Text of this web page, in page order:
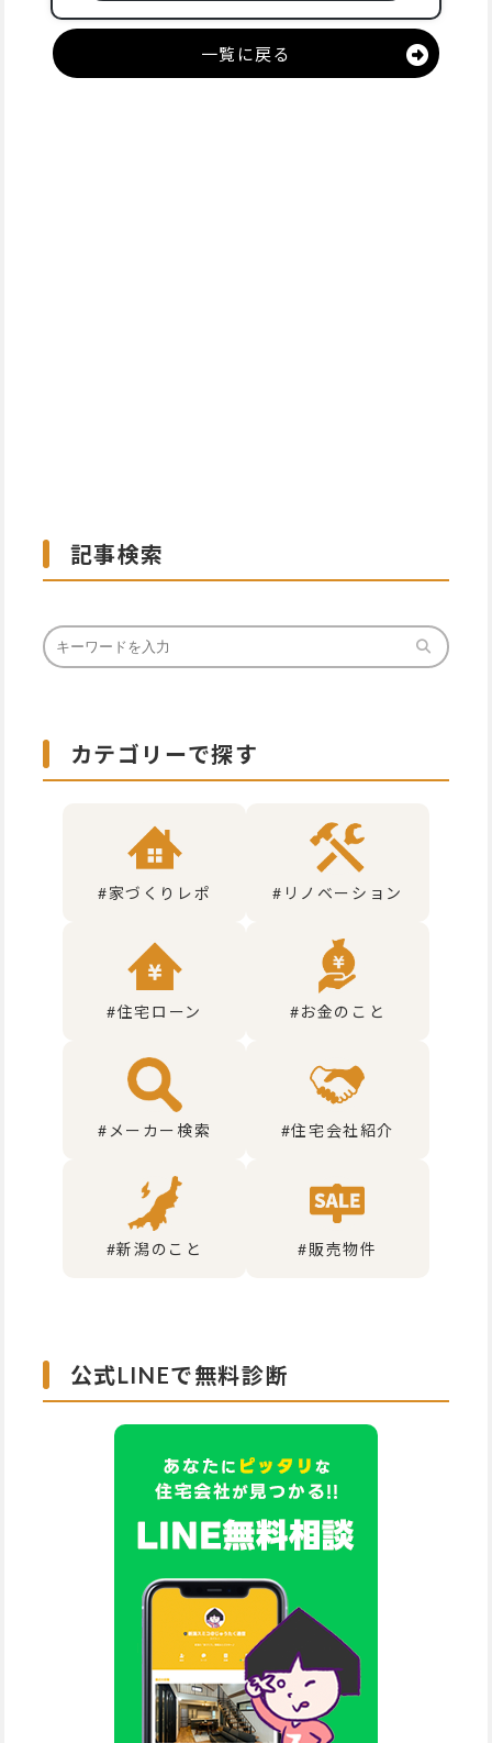
一覧に戻る
記事検索
公式LINEで無料診断
カテゴリーで探す
#家づくりレポ #リノベーション
#住宅ローン #お金のこと
#メーカー検索 #住宅会社紹介
#新潟のこと #販売物件